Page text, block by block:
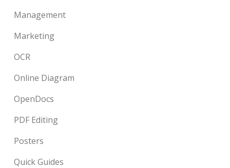
Management
Marketing
OCR
Online Diagram
OpenDocs
PDF Editing
Posters
Quick Guides